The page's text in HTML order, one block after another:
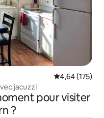
Évaluation
4,64 (175)
jacuzzi
pour visiter
?